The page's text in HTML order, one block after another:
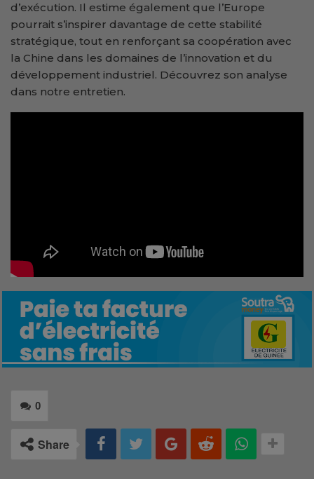
d’exécution. Il estime également que l’Europe
pourrait s’inspirer davantage de cette stabilité
stratégique, tout en renforçant sa coopération avec
la Chine dans les domaines de l’innovation et du
développement industriel. Découvrez son analyse
dans notre entretien.
0
Share